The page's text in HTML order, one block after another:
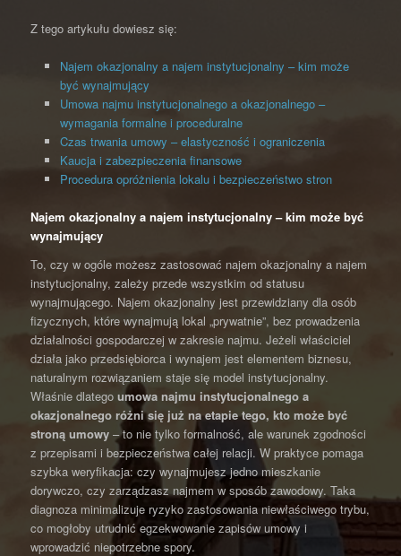
Z tego artykułu dowiesz się:
Najem okazjonalny a najem instytucjonalny – kim może
być wynajmujący
Umowa najmu instytucjonalnego a okazjonalnego –
wymagania formalne i proceduralne
Czas trwania umowy – elastyczność i ograniczenia
Kaucja i zabezpieczenia finansowe
Procedura opróżnienia lokalu i bezpieczeństwo stron
Najem okazjonalny a najem instytucjonalny – kim może być
wynajmujący
To, czy w ogóle możesz zastosować najem okazjonalny a najem
instytucjonalny, zależy przede wszystkim od statusu
wynajmującego. Najem okazjonalny jest przewidziany dla osób
fizycznych, które wynajmują lokal „prywatnie”, bez prowadzenia
działalności gospodarczej w zakresie najmu. Jeżeli właściciel
działa jako przedsiębiorca i wynajem jest elementem biznesu,
naturalnym rozwiązaniem staje się model instytucjonalny.
Właśnie dlategoumowa najmu instytucjonalnego a
okazjonalnego różni się już na etapie tego, kto może być
stroną umowy – to nie tylko formalność, ale warunek zgodności
z przepisami i bezpieczeństwa całej relacji. W praktyce pomaga
szybka weryfikacja: czy wynajmujesz jedno mieszkanie
dorywczo, czy zarządzasz najmem w sposób zawodowy. Taka
diagnoza minimalizuje ryzyko zastosowania niewłaściwego trybu,
co mogłoby utrudnić egzekwowanie zapisów umowy i
wprowadzić niepotrzebne spory.